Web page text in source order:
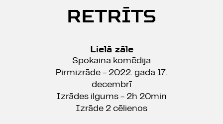
RETRĪTS
Lielā zāle
Spokaina komēdija
Pirmizrāde - 2022. gada 17.
decembrī
Izrādes ilgums - 2h 20min
Izrāde 2 cēlienos